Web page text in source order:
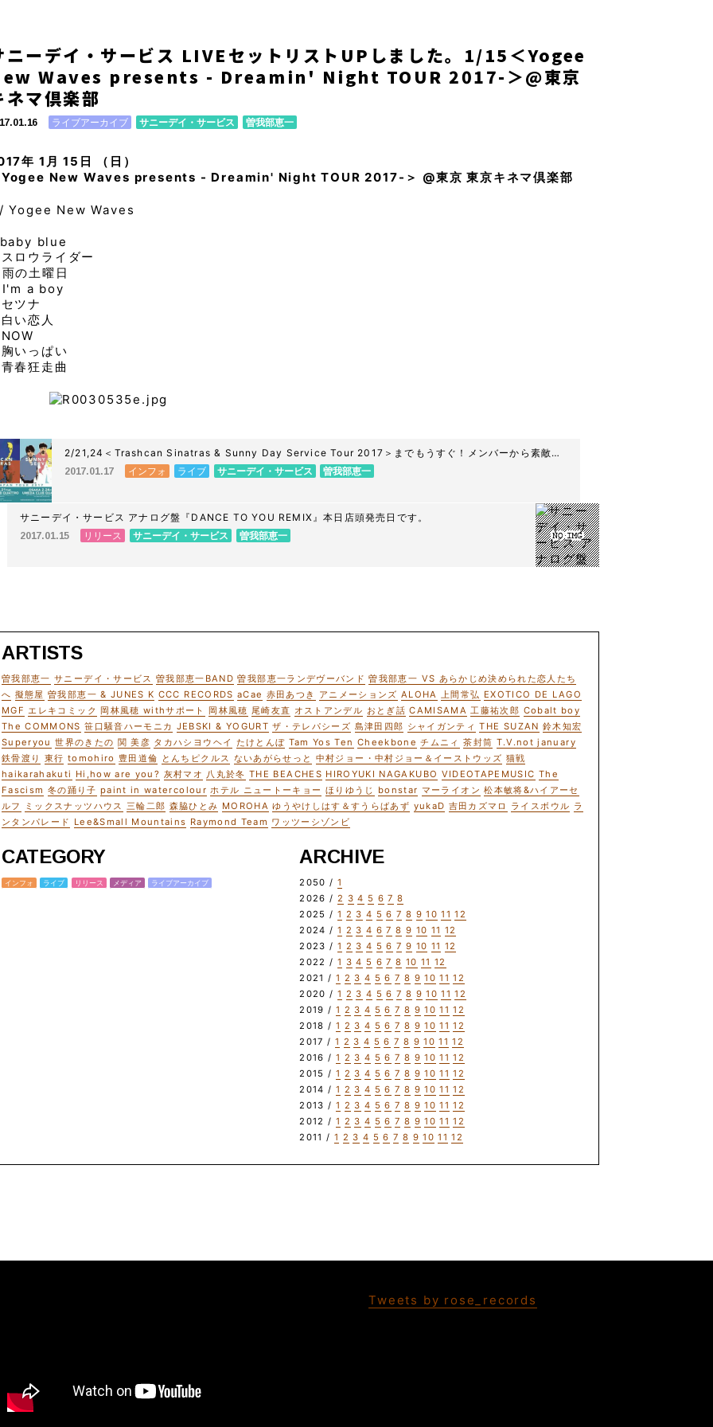
ニーデイ・サービス LIVEセットリストUPしました。1/15＜Yogee
Waves presents - Dreamin' Night TOUR 2017-＞@東京
ネマ倶楽部
ライブアーカイブ サニーデイ・サービス 曽我部恵一
年 1月 15日 （日）
Yogee New Waves presents - Dreamin' Night TOUR 2017-＞ @東京 東京キネマ倶楽部
Yogee New Waves
blue
ロウライダー
の土曜日
a boy
ツナ
い恋人
いっぱい
春狂走曲
2/21,24＜Trashcan Sinatras & Sunny Day Service Tour 2017＞までもうすぐ！メンバーから素敵な
コメントが届きました。
2017.01.17 インフォ ライブ サニーデイ・サービス 曽我部恵一
サニーデイ・サービス アナログ盤『DANCE TO YOU REMIX』本日店頭発売日です。
2017.01.15 リリース サニーデイ・サービス 曽我部恵一
ARTISTS
曽我部恵一 サニーデイ・サービス 曽我部恵一BAND 曽我部恵一ランデヴーバンド 曽我部恵一 VS あらかじめ決められた恋人たち
へ 擬態屋 曽我部恵一 & JUNES K CCC RECORDS aCae 赤田あつき アニメーションズ ALOHA 上間常弘 EXOTICO DE LAGO
MGF エレキコミック 岡林風穂 withサポート 岡林風穂 尾崎友直 オストアンデル おとぎ話 CAMISAMA 工藤祐次郎 Cobalt boy
The COMMONS 笹口騒音ハーモニカ JEBSKI & YOGURT ザ・テレパシーズ 島津田四郎 シャイガンティ THE SUZAN 鈴木知宏
Superyou 世界のきたの 関 美彦 タカハシヨウヘイ たけとんぼ Tam Yos Ten Cheekbone チムニィ 茶封筒 T.V.not january
鉄骨渡り 東行 tomohiro 豊田道倫 とんちピクルス ないあがらせっと 中村ジョー・中村ジョー＆イーストウッズ 猫戦
haikarahakuti Hi,how are you? 灰村マオ 八丸於冬 THE BEACHES HIROYUKI NAGAKUBO VIDEOTAPEMUSIC The
Fascism 冬の踊り子 paint in watercolour ホテル ニュートーキョー ほりゆうじ bonstar マーライオン 松本敏将&ハイアーセ
ルフ
ミックスナッツハウス 三輪二郎 森脇ひとみ MOROHA ゆうやけしはす＆すうらばあず yukaD 吉田カズマロ ライスボウル ラ
ンタンパレード Lee&Small Mountains Raymond Team ワッツーシゾンビ
CATEGORY
インフォ ライブ リリース メディア ライブアーカイブ
ARCHIVE
2050 / 1
2026 / 2 3 4 5 6 7 8
2025 / 1 2 3 4 5 6 7 8 9 10 11 12
2024 / 1 2 3 4 6 7 8 9 10 11 12
2023 / 1 2 3 4 5 6 7 9 10 11 12
2022 / 1 3 4 5 6 7 8 10 11 12
2021 / 1 2 3 4 5 6 7 8 9 10 11 12
2020 / 1 2 3 4 5 6 7 8 9 10 11 12
2019 / 1 2 3 4 5 6 7 8 9 10 11 12
2018 / 1 2 3 4 5 6 7 8 9 10 11 12
2017 / 1 2 3 4 5 6 7 8 9 10 11 12
2016 / 1 2 3 4 5 6 7 8 9 10 11 12
2015 / 1 2 3 4 5 6 7 8 9 10 11 12
2014 / 1 2 3 4 5 6 7 8 9 10 11 12
2013 / 1 2 3 4 5 6 7 8 9 10 11 12
2012 / 1 2 3 4 5 6 7 8 9 10 11 12
2011 / 1 2 3 4 5 6 7 8 9 10 11 12
Tweets by rose_records